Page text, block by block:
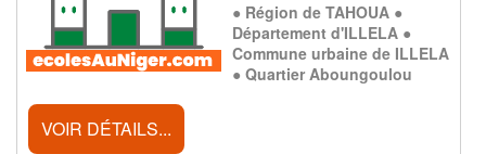
● Région de TAHOUA ●
Département d'ILLELA ●
Commune urbaine de ILLELA
● Quartier Aboungoulou
VOIR DÉTAILS...